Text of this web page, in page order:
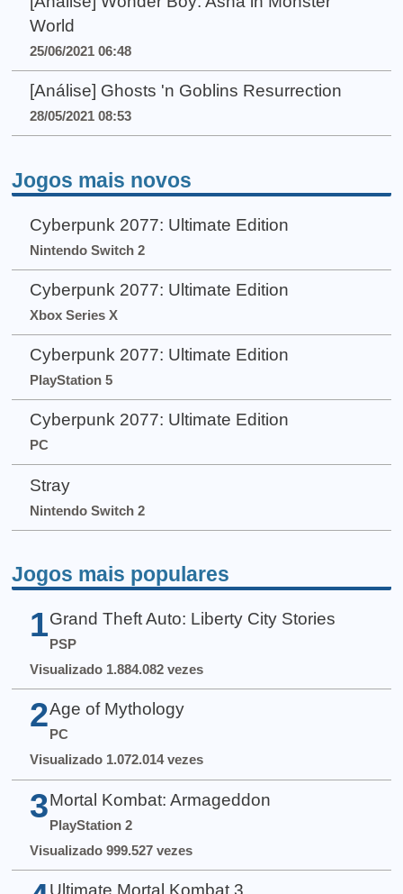
World
25/06/2021 06:48
[Análise] Ghosts 'n Goblins Resurrection
28/05/2021 08:53
Jogos mais novos
Cyberpunk 2077: Ultimate Edition
Nintendo Switch 2
Cyberpunk 2077: Ultimate Edition
Xbox Series X
Cyberpunk 2077: Ultimate Edition
PlayStation 5
Cyberpunk 2077: Ultimate Edition
PC
Stray
Nintendo Switch 2
Jogos mais populares
1 Grand Theft Auto: Liberty City Stories
PSP
Visualizado 1.884.082 vezes
2 Age of Mythology
PC
Visualizado 1.072.014 vezes
3 Mortal Kombat: Armageddon
PlayStation 2
Visualizado 999.527 vezes
Ultimate Mortal Kombat 3